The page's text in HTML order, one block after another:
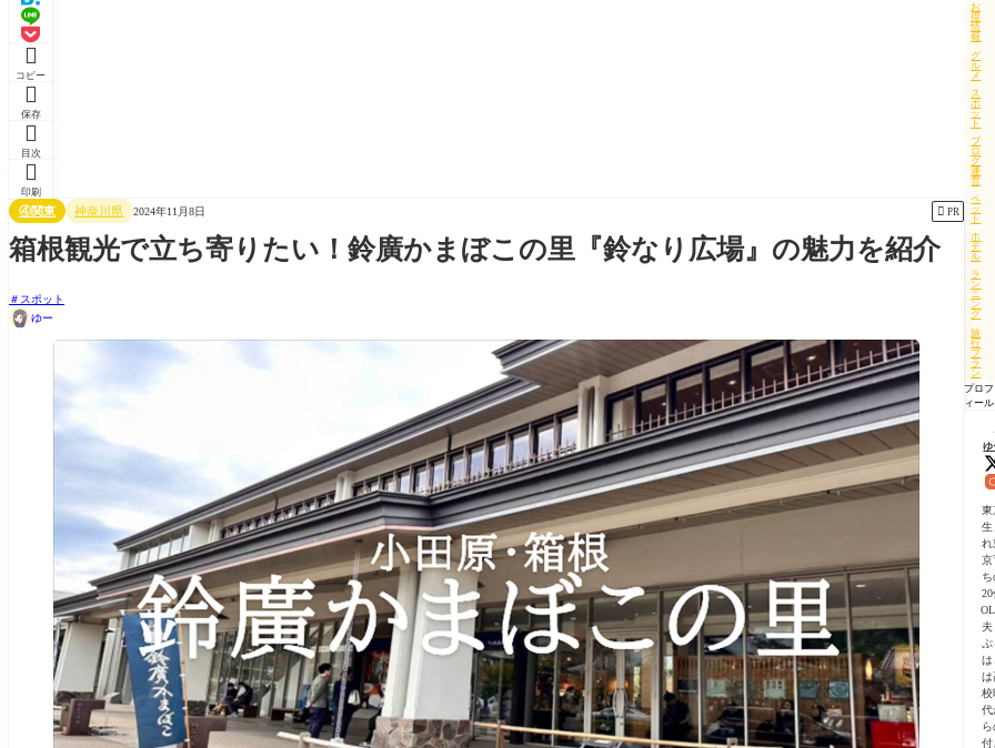

コピー

保存

目次

印刷
④関東 神奈川県 2024年11月8日  PR
箱根観光で立ち寄りたい！鈴廣かまぼこの里『鈴なり広場』の魅力を紹介
スポット
ゆー
お
得
情
報
グ
ル
メ
ス
ポ
ッ
ト
ブ
ロ
グ
運
営
ペ
ッ
ト
ホ
テ
ル
ラ
ン
ニ
ン
グ
旅
行
プ
ラ
ン
プロフ
ィール
ゆ
東
生
れ
京
ち
OL
夫
ぷ
は
は
校
代
ら
付